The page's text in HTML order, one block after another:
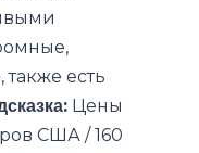
есть
Цены
США / 160